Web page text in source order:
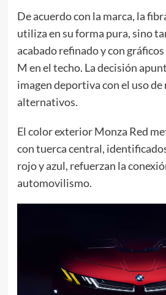
De acuerdo con la marca, la
utiliza en su forma pura, sino
acabado refinado y con
M en el techo. La decisión
imagen deportiva con el uso
alternativos.
El color exterior Monza Red
con tuerca central,
rojo y azul, refuerzan la
automovilismo.